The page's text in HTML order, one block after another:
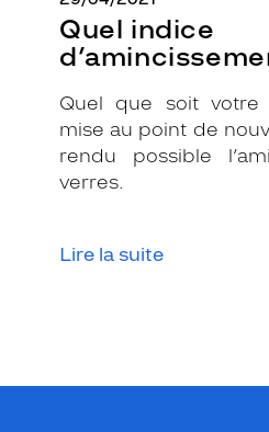
Quel indice
Quel que soit votre
mise au point de
rendu possible
verres.
Lire la suite